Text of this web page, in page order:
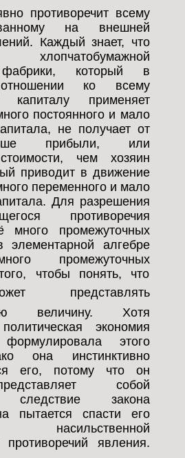
противоречит всему
на внешней
Каждый знает, что
фабрики, который в
ко всему
капиталу применяет
постоянного и мало
не получает от
прибыли, или
чем хозяин
приводит в движение
переменного и мало
Для разрешения
противоречия
много промежуточных
элементарной алгебре
промежуточных
чтобы понять, что
представлять
величину. Хотя
экономия
этого
она инстинктивно
его, потому что он
собой
следствие закона
пытается спасти его
насильственной
противоречий явления.